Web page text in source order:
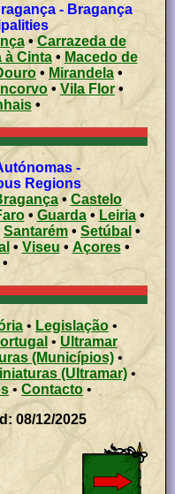
- Bragança
•Carrazeda de
à Cinta• Macedo de
• Mirandela •
• Vila Flor•
•
Regions
•Castelo
• Guarda• Leiria•
Santarém • Setúbal •
• Viseu • Açores •
•
• Legislação •
•Ultramar
(Municípios)•
(Ultramar) •
• Contacto•
08/12/2025